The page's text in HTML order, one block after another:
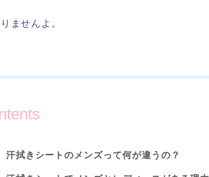
ませんよ。
汗拭きシートのメンズって何が違うの？